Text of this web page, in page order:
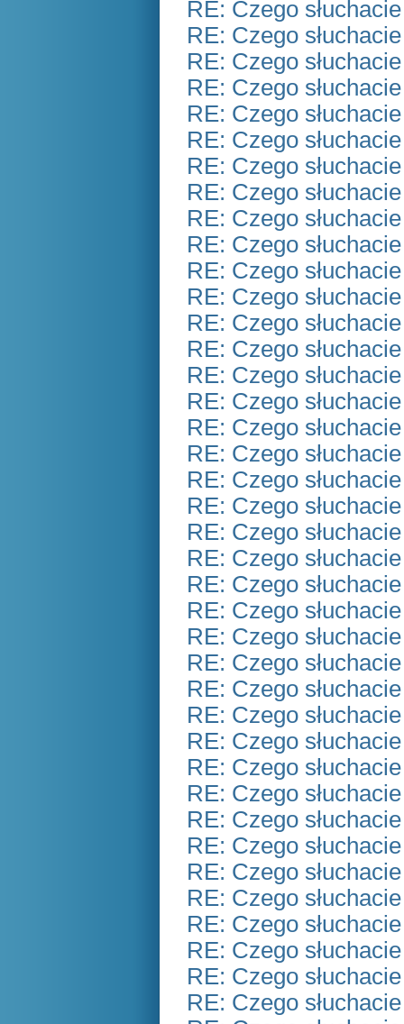
RE: Czego
RE: Czego
RE: Czego
RE: Czego
RE: Czego
RE: Czego
RE: Czego
RE: Czego
RE: Czego
RE: Czego
RE: Czego
RE: Czego
RE: Czego
RE: Czego
RE: Czego
RE: Czego
RE: Czego
RE: Czego
RE: Czego
RE: Czego
RE: Czego
RE: Czego
RE: Czego
RE: Czego
RE: Czego
RE: Czego
RE: Czego
RE: Czego
RE: Czego
RE: Czego
RE: Czego
RE: Czego
RE: Czego
RE: Czego
RE: Czego
RE: Czego
RE: Czego
RE: Czego
RE: Czego